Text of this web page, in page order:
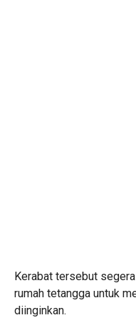
Kerabat tersebut
rumah tetangga untuk
diinginkan.